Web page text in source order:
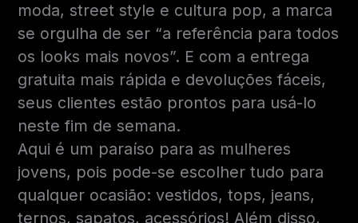
moda, street style e cultura pop, a marca
se orgulha de ser “a referência para todos
os looks mais novos”. E com a entrega
gratuita mais rápida e devoluções fáceis,
seus clientes estão prontos para usá-lo
neste fim de semana.
Aqui é um paraíso para as mulheres
jovens, pois pode-se escolher tudo para
qualquer ocasião: vestidos, tops, jeans,
ternos, sapatos, acessórios! Além disso,